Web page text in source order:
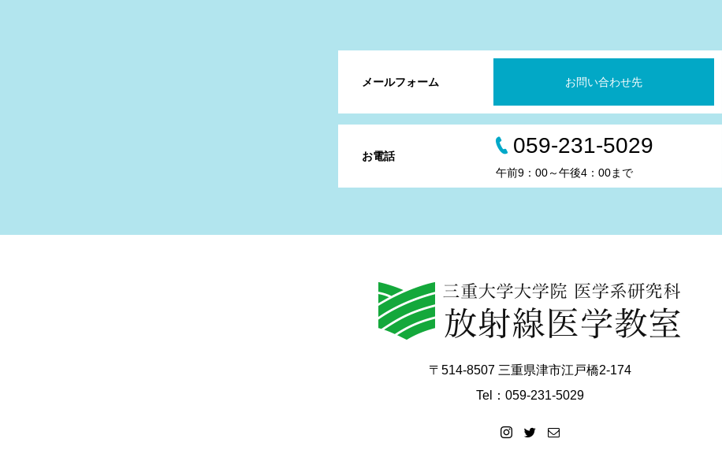
メールフォーム お問い合わせ先
お電話 059-231-5029
午前9：00～午後4：00まで
〒514-8507 三重県津市江戸橋2-174
Tel：059-231-5029